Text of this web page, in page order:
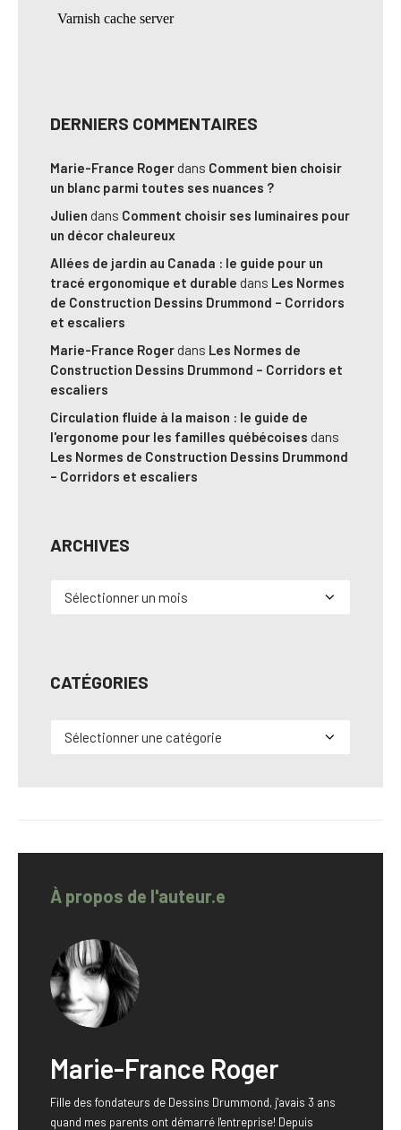
DERNIERS COMMENTAIRES
Marie-France Roger dans Comment bien choisir
un blanc parmi toutes ses nuances ?
Julien dans Comment choisir ses luminaires pour
un décor chaleureux
Allées de jardin au Canada : le guide pour un
tracé ergonomique et durable dans Les Normes
de Construction Dessins Drummond – Corridors
et escaliers
Marie-France Roger dans Les Normes de
Construction Dessins Drummond – Corridors et
escaliers
Circulation fluide à la maison : le guide de
l'ergonome pour les familles québécoises dans
Les Normes de Construction Dessins Drummond
– Corridors et escaliers
ARCHIVES
Archives
CATÉGORIES
Catégories
À propos de l'auteur.e
Marie-France Roger
Fille des fondateurs de Dessins Drummond, j'avais 3 ans
quand mes parents ont démarré l'entreprise! Depuis